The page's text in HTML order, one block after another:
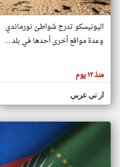
هنا عن
وجهة
كاتبيها.
اليونيسكو تدرج شواطئ نورماندي
وعدة مواقع أخرى أحدها في بلد ...
منذ ١٢ يوم
ار تي عربي